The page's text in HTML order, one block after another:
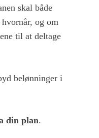
skal både
og om
til at deltage
belønninger i
din plan.